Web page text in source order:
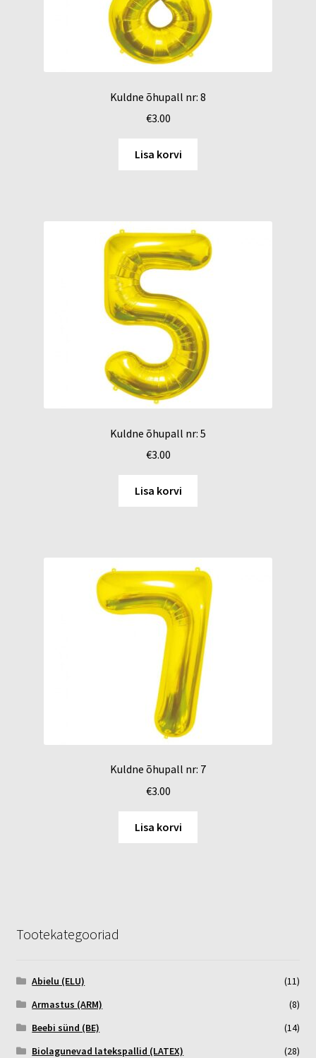
Kuldne õhupall nr: 8
€3.00
Lisa korvi
Kuldne õhupall nr: 5
€3.00
Lisa korvi
Kuldne õhupall nr: 7
€3.00
Lisa korvi
Tootekategooriad
Abielu (ELU)
(11)
Armastus (ARM)
(8)
Beebi sünd (BE)
(14)
Biolagunevad latekspallid (LATEX)
(28)